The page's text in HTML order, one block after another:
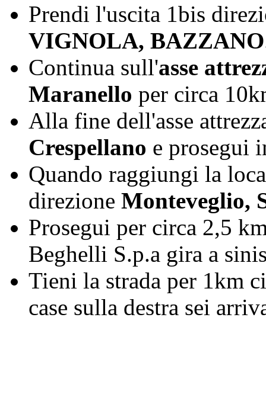
Prendi l'uscita 1bis
VIGNOLA, BAZZANO
Continua sull'asse
Maranello per circa
Alla fine dell'asse
Crespellano e prosegui
Quando raggiungi la
direzione Monteveglio,
Prosegui per circa 2,5
Beghelli S.p.a gira a
Tieni la strada per 1km
case sulla destra sei